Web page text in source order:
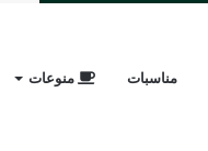
مناسبات منوعات